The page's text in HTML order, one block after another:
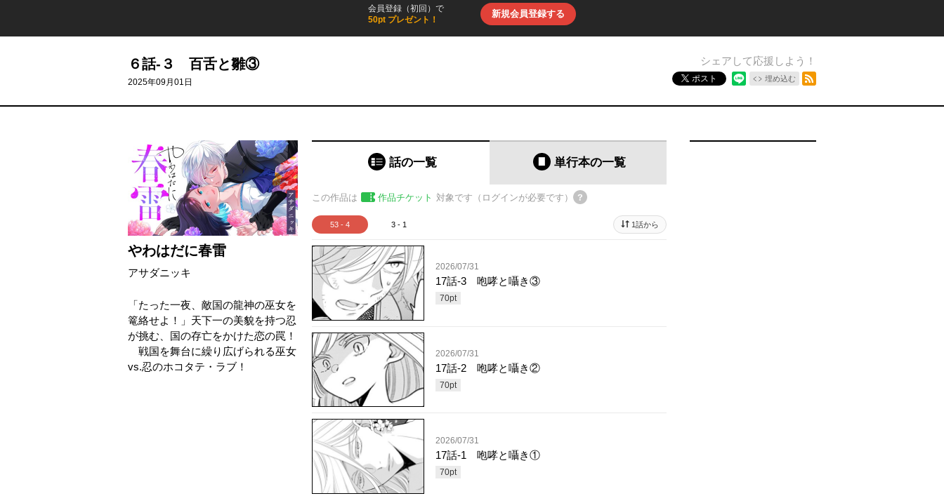
会員登録（初回）で
50pt プレゼント！
新規会員登録する
６話-３ 百舌と雛③
2025年09月01日
シェアして応援しよう！
ポスト 埋め込む
やわはだに春雷
アサダニッキ
「たった一夜、敵国の龍神の巫女を
篭絡せよ！」天下一の美貌を持つ忍
が挑む、国の存亡をかけた恋の罠！
戦国を舞台に繰り広げられる巫女
vs.忍のホコタテ・ラブ！
話の一覧 単行本の一覧
この作品は 作品チケット 対象です（ログインが必要です）
53 - 4 3 - 1 1話から
2026/07/31
17話-3 咆哮と囁き③
70pt
2026/07/31
17話-2 咆哮と囁き②
70pt
2026/07/31
17話-1 咆哮と囁き①
70pt